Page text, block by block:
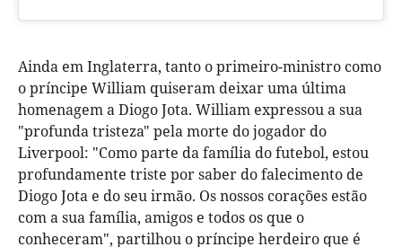
Ainda em Inglaterra, tanto o primeiro-ministro como
o príncipe William quiseram deixar uma última
homenagem a Diogo Jota. William expressou a sua
"profunda tristeza" pela morte do jogador do
Liverpool: "Como parte da família do futebol, estou
profundamente triste por saber do falecimento de
Diogo Jota e do seu irmão. Os nossos corações estão
com a sua família, amigos e todos os que o
conheceram", partilhou o príncipe herdeiro que é